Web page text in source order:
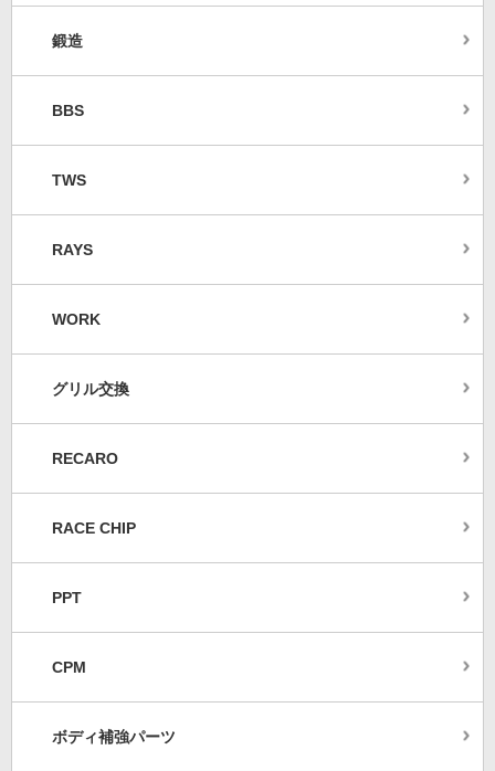
鍛造
BBS
TWS
RAYS
WORK
グリル交換
RECARO
RACE CHIP
PPT
CPM
ボディ補強パーツ